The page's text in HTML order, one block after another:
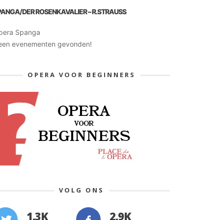
DER ROSENKAVALIER – R.STRAUSS
Spanga
evenementen gevonden!
OPERA VOOR BEGINNERS
VOLG ONS
1.3K